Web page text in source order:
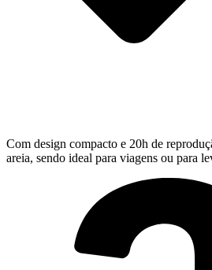
Com design compacto e 20h de
areia, sendo ideal para viagens ou para